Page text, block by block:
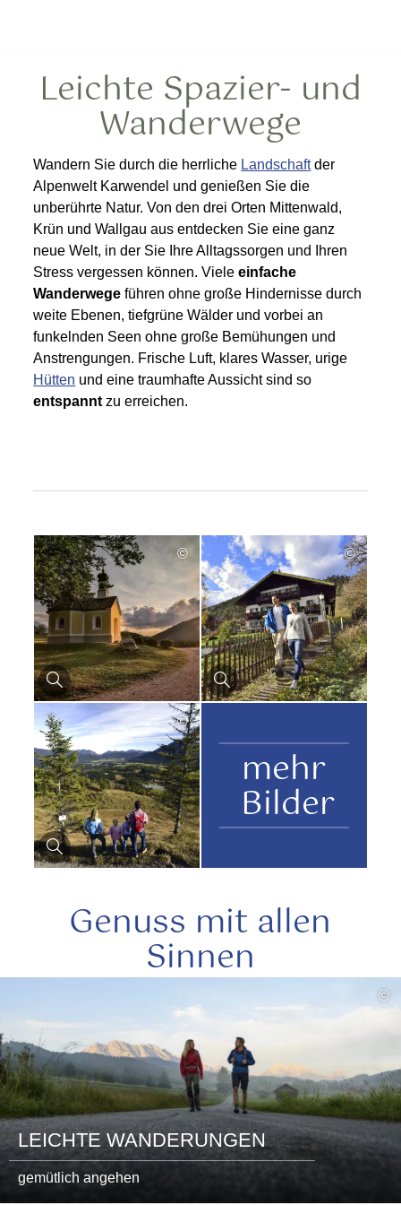
Leichte Spazier- und
Wanderwege
Wandern Sie durch die herrliche Landschaftder
Alpenwelt Karwendel und genießen Sie die
unberührte Natur. Von den drei Orten Mittenwald,
Krün und Wallgau aus entdecken Sie eine ganz
neue Welt, in der Sie Ihre Alltagssorgen und Ihren
Stress vergessen können. Viele einfache
Wanderwege führen ohne große Hindernisse durch
weite Ebenen, tiefgrüne Wälder und vorbei an
funkelnden Seen ohne große Bemühungen und
Anstrengungen. Frische Luft, klares Wasser, urige
Hütten und eine traumhafte Aussicht sind so
entspannt zu erreichen.
© ©
©
mehr
Bilder
Genuss mit allen
Sinnen
©
LEICHTE WANDERUNGEN
gemütlich angehen